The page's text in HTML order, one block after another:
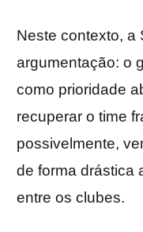
Neste contexto, a
argumentação: o
como prioridade
recuperar o time
possivelmente,
de forma drástica
entre os clubes.